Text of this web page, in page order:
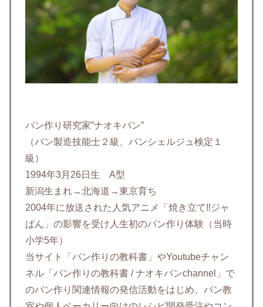
パン作り研究家”ナオキパン”
（パン製造技能士２級、パンシェルジュ検定１
級）
1994年3月26日生 A型
新潟生まれ→北海道→東京育ち
2004年に放送された人気アニメ「焼き立て‼ジャ
ぱん」の影響を受け人生初のパン作り体験（当時
小学5年）
当サイト「パン作りの教科書」やYoutubeチャン
ネル「パン作りの教科書 / ナオキパンchannel」で
のパン作り関連情報の発信活動をはじめ、パン教